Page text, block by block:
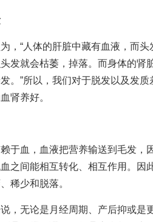
“人体的肝脏中藏有血液，而头
发就会枯萎，掉落。而身体的肾
。”所以，我们对于脱发以及发
肾养好。
血，血液把营养输送到毛发，
之间能相互转化、相互作用。因
稀少和脱落。
无论是月经周期、产后抑或是更